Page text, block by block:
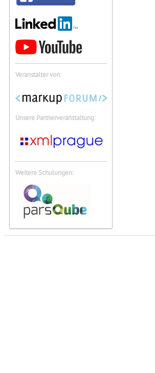
Veranstalter von:
Unsere Partnerveranstaltung:
Weitere Schulungen: